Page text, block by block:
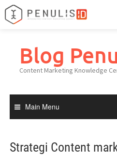
Home
Portfolio
Blog
Content Marketing Knowledge
Main Menu
Strategi Content